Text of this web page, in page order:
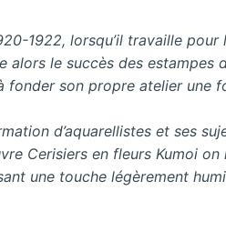
1922, lorsqu’il travaille pour
alors le succès des estampes
fonder son propre atelier une
d’aquarellistes et ses
Cerisiers en fleurs Kumoi on
une touche légèrement